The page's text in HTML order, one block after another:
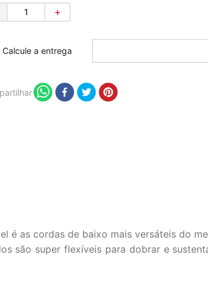
＋
Não sei meu CEP
é as cordas de baixo mais versáteis do
são super flexíveis para dobrar e